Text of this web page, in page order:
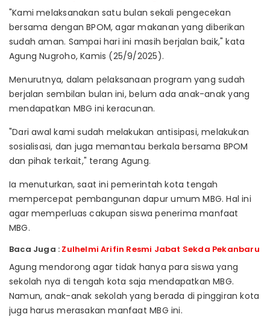
"Kami melaksanakan satu bulan sekali pengecekan
bersama dengan BPOM, agar makanan yang diberikan
sudah aman. Sampai hari ini masih berjalan baik," kata
Agung Nugroho, Kamis (25/9/2025).
Menurutnya, dalam pelaksanaan program yang sudah
berjalan sembilan bulan ini, belum ada anak-anak yang
mendapatkan MBG ini keracunan.
"Dari awal kami sudah melakukan antisipasi, melakukan
sosialisasi, dan juga memantau berkala bersama BPOM
dan pihak terkait," terang Agung.
Ia menuturkan, saat ini pemerintah kota tengah
mempercepat pembangunan dapur umum MBG. Hal ini
agar memperluas cakupan siswa penerima manfaat
MBG.
Baca Juga : Zulhelmi Arifin Resmi Jabat Sekda Pekanbaru
Agung mendorong agar tidak hanya para siswa yang
sekolah nya di tengah kota saja mendapatkan MBG.
Namun, anak-anak sekolah yang berada di pinggiran kota
juga harus merasakan manfaat MBG ini.